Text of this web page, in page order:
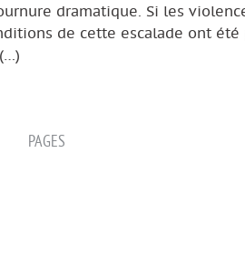
dramatique. Si les
de cette escalade ont
PAGES